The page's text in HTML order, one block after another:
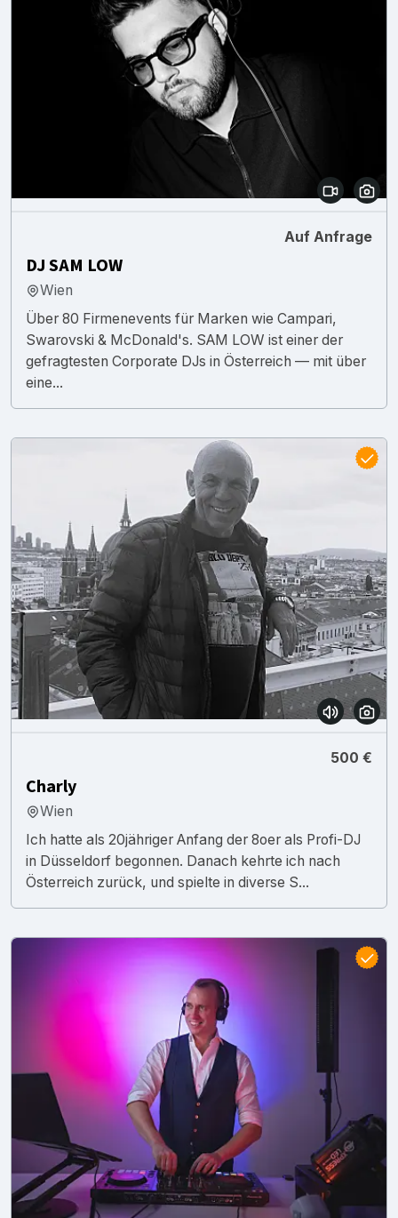
Auf Anfrage
DJ SAM LOW
Wien
Über 80 Firmenevents für Marken wie Campari,
Swarovski & McDonald's. SAM LOW ist einer der
gefragtesten Corporate DJs in Österreich — mit über
eine...
500 €
Charly
Wien
Ich hatte als 20jähriger Anfang der 8oer als Profi-DJ
in Düsseldorf begonnen. Danach kehrte ich nach
Österreich zurück, und spielte in diverse S...